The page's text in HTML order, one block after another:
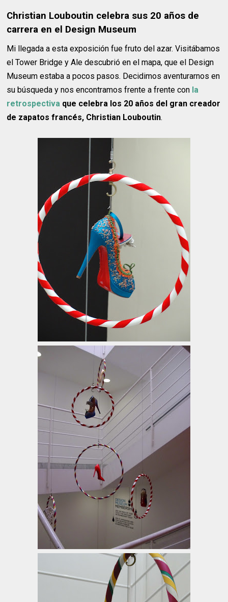
Christian Louboutin celebra sus 20 años de
carrera en el Design Museum
Mi llegada a esta exposición fue fruto del azar. Visitábamos
el Tower Bridge y Ale descubrió en el mapa, que el Design
Museum estaba a pocos pasos. Decidimos aventurarnos en
su búsqueda y nos encontramos frente a frente con la
retrospectiva que celebra los 20 años del gran creador
de zapatos francés, Christian Louboutin.